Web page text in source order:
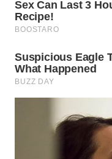
KARO
SIMALUNGUN
WN
LABUHANBATU